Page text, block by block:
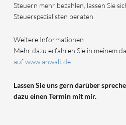
Steuern mehr bezahlen, lassen Sie
Steuerspezialisten beraten.
Weitere Informationen
Mehr dazu erfahren Sie in meinem
auf www.anwalt.de
Lassen Sie uns gern darüber
dazu einen Termin mit mir.